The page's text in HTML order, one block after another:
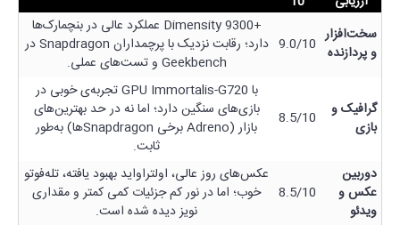
سخت‌افزار
و پردازنده 9.0/10
+Dimensity 9300 عملکرد عالی در بنچمارک‌ها
دارد؛ رقابت نزدیک با پرچمداران Snapdragon در
Geekbench و تست‌های عملی.
گرافیک و
بازی
8.5/10
با GPU Immortalis-G720 تجربه‌ی خوبی در
بازی‌های سنگین دارد؛ اما نه در حد بهترین‌های
بازار (Adreno برخی Snapdragonها) به‌طور
ثابت.
دوربین
عکس و
ویدئو
8.5/10
عکس‌های روز عالی، اولتراواید بهبود یافته، تله‌فوتو
خوب؛ اما در نور کم جزئیات کمی کمتر و مقداری
نویز دیده شده است.